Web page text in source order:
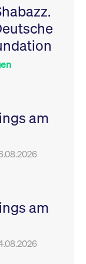
am
am
Leistung der Website
zu messen. Es handelt
sich um ein Muster-
Cookie, bei dem auf
das Präfix _pk_ses
eine kurze Reihe von
6
Dieses Cookie dient
Speicherung der
Einwilligungs- und
des Nutzers für ihre
Interaktion mit der
Sitzungen geehrt